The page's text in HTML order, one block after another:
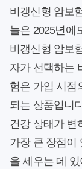
비갱신형 암보
늘은 2025년에
비갱신형 암보
자가 선택하는
험은 가입 시점
되는 상품입니
건강 상태가 변
가장 큰 장점이
을 세우는 데